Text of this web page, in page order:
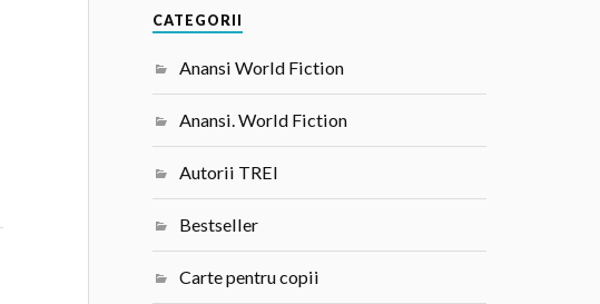
CATEGORII
Anansi World Fiction
Anansi. World Fiction
Autorii TREI
Bestseller
Carte pentru copii